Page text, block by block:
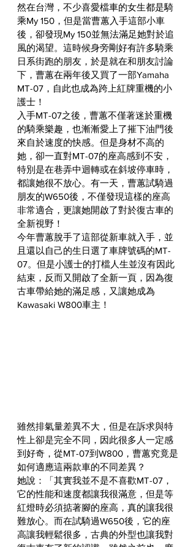
然在台灣，不少喜愛檔車的女生都是騎
乘My 150，但是當曹蕙入手這部小車
後，卻發現My 150並無法滿足她對於追
風的渴望。這時候身旁剛好有許多騎乘
日系街跑的朋友，於是就在和朋友討論
下，曹蕙在兩年後又買了一部Yamaha
MT-07，自此也成為跨上紅牌重機的小
護士！
入手MT-07之後，曹蕙不僅著迷於重機
的騎乘樂趣，也漸漸愛上了摧下油門後
來自於速度的快感。但是身材不高的
她，卻一直對MT-07的座高感到不安，
特別是在巷弄中迴轉或在斜坡停車時，
都讓她很不放心。有一天，曹蕙試騎過
朋友的W650後，不僅發現這樣的座高
非常適合，更讓她開啟了對於復古車的
全新視野！
今年曹蕙脫手了這部從新車就入手，並
且還以自己的生日選了車牌號碼的MT-
07。但是小護士的打檔人生並沒有因此
結束，反而又開啟了全新一頁，因為復
古車帶給她的滿足感，又讓她成為
Kawasaki W800車主！
雖然排氣量差異不大，但是在訴求與特
性上卻是完全不同，因此很多人一定感
到好奇，從MT-07到W800，曹蕙究竟是
如何適應這兩款車的不同差異？
她說：「其實我並不是不喜歡MT-07，
它的性能和速度都讓我很滿意，但是等
紅燈時必須掂著腳的座高，真的讓我很
難放心。而在試騎過W650後，它的座
高讓我輕鬆很多，古典的外型也讓我對